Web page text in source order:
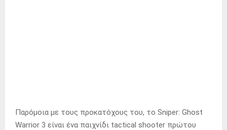
Παρόμοια με τους προκατόχους του, το Sniper: Ghost
Warrior 3 είναι ένα παιχνίδι tactical shooter πρώτου